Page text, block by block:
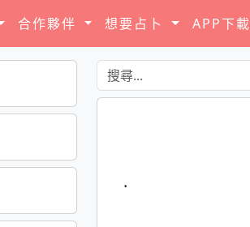
合作夥伴 想要占卜 APP下載
·